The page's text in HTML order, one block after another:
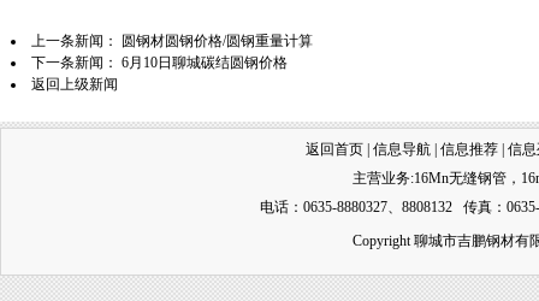
上一条新闻：
圆钢材圆钢价格/圆钢重量计算
下一条新闻： 6月10日聊城碳结圆钢价格
返回上级新闻
返回首页 信息导航 信息推荐 信
主营业务:16Mn无缝钢管，
电话：0635-8880327、8808132 传真：
Copyright 聊城市吉鹏钢材